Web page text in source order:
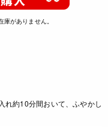
がありません。
れ約10分間おいて、ふやかし